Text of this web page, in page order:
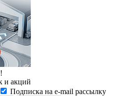
и акций
Подписка на e-mail рассылку